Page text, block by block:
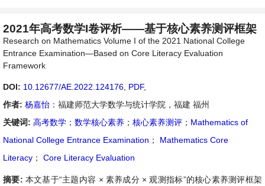
2021年高考数学I卷评析——基于核心素养测评框架
Research on Mathematics Volume I of the 2021 National College
Entrance Examination—Based on Core Literacy Evaluation
Framework
DOI: 10.12677/AE.2022.124176 PDF,
作者: 杨嘉怡 ：福建师范大学数学与统计学院，福建 福州
关键词: 高考数学 ； 数学核心素养 ； 核心素养测评 ； Mathematics of
National College Entrance Examination ；
Mathematics Core
Literacy ； Core Literacy Evaluation
摘要: 本文基于“主题内容 × 素养成分 × 观测指标”的核心素养测评框架